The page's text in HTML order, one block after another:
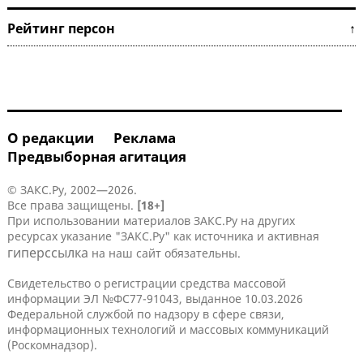
Рейтинг персон ↑
О редакции
Реклама
Предвыборная агитация
© ЗАКС.Ру, 2002—2026.
Все права защищены. [18+]
При использовании материалов ЗАКС.Ру на других
ресурсах указание "ЗАКС.Ру" как источника и активная
гиперссылка на наш сайт обязательны.
Свидетельство о регистрации средства массовой
информации ЭЛ №ФС77-91043, выданное 10.03.2026
Федеральной службой по надзору в сфере связи,
информационных технологий и массовых коммуникаций
(Роскомнадзор).